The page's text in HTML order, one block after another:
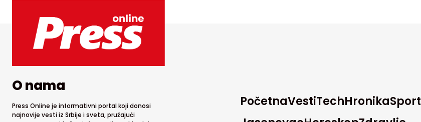
O nama
Press Online je informativni portal koji donosi
najnovije vesti iz Srbije i sveta, pružajući
PočetnaVestiTechHronikaSport